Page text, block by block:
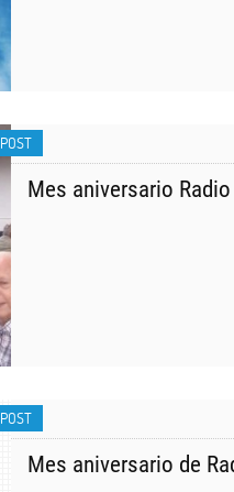
POST
Mes aniversario
POST
Mes aniversario de